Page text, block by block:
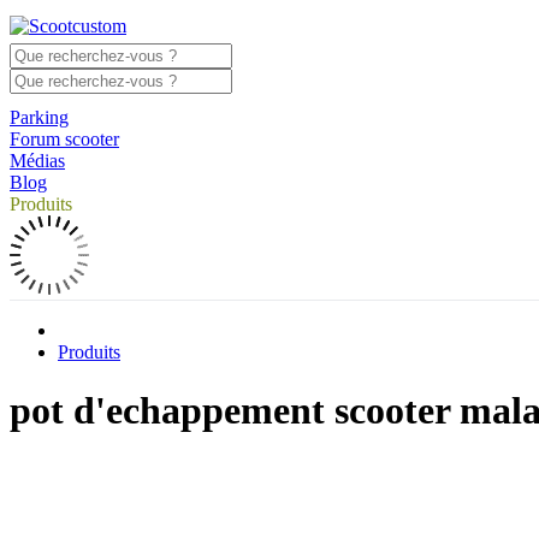
Parking
Forum scooter
Médias
Blog
Produits
Produits
pot d'echappement scooter